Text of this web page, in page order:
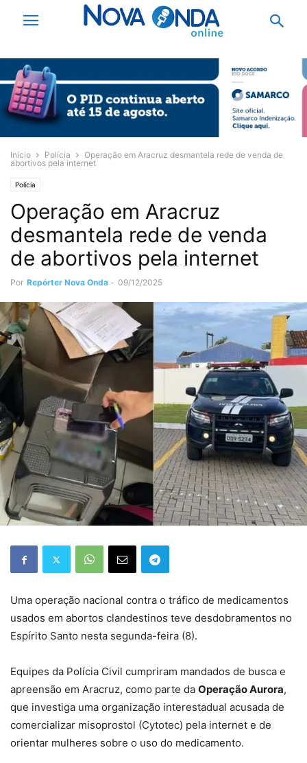
Início Polícia
Operação em Aracruz desmantela rede de venda de
abortivos pela internet
Polícia
Operação em Aracruz
desmantela rede de venda
de abortivos pela internet
Por Repórter Nova Onda - 09/12/2025
Uma operação nacional contra o tráfico de medicamentos
usados em abortos clandestinos teve desdobramentos no
Espírito Santo nesta segunda-feira (8).
Equipes da Polícia Civil cumpriram mandados de busca e
apreensão em Aracruz, como parte da Operação Aurora,
que investiga uma organização interestadual acusada de
comercializar misoprostol (Cytotec) pela internet e de
orientar mulheres sobre o uso do medicamento.